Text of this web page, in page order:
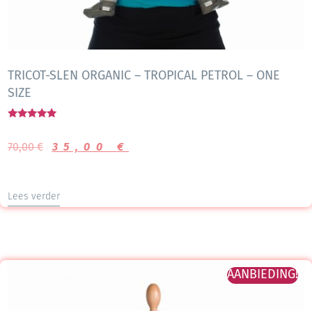
TRICOT-SLEN ORGANIC – TROPICAL PETROL – ONE
SIZE
uit 5
70,00€ 35,00 €
Lees verder
AANBIEDING!